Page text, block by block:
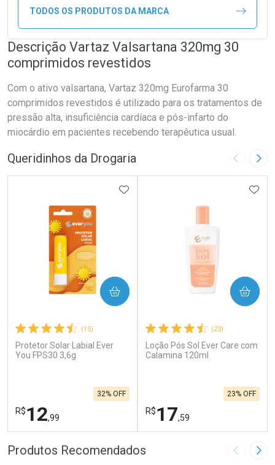
TODOS OS PRODUTOS DA MARCA
Descrição Vartaz Valsartana 320mg 30
comprimidos revestidos
Com o ativo valsartana, Vartaz 320mg Eurofarma 30
comprimidos revestidos é utilizado para os tratamentos de
pressão alta, insuficiência cardíaca e pós-infarto do
miocárdio em pacientes recebendo terapêutica usual.
Queridinhos da Drogaria Imagem
(15)
Protetor Solar Labial Ever
You FPS30 3,6g
R$12,99
32% OFF
ADICIONAR AOS FAVORITOS
COMPRAR
FECHAR
FECHAR
(23)
Loção Pós Sol Ever Care com
Calamina 120ml
R$17,59
23% OFF
COMPRAR
Produtos Recomendados Imagem